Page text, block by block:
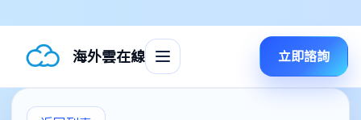
海外雲在線 立即諮詢